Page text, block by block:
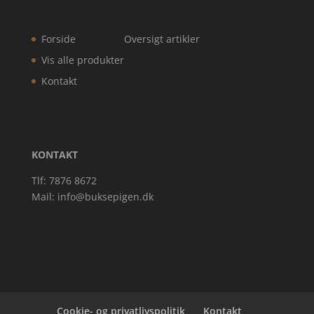
Forside
Vis alle produkter
Kontakt
Oversigt artikler
KONTAKT
Tlf: 7876 8672
Mail: info@buksepigen.dk
Cookie- og privatlivspolitik Kontakt